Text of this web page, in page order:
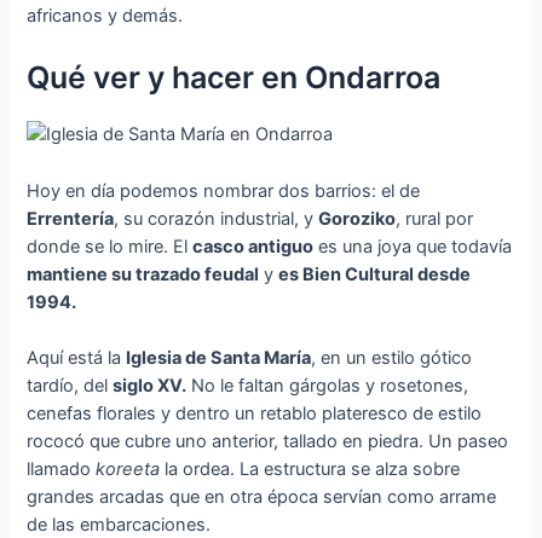
africanos y demás.
Qué ver y hacer en Ondarroa
Hoy en día podemos nombrar dos barrios: el de
Errentería, su corazón industrial, yGoroziko, rural por
donde se lo mire. Elcasco antiguo es una joya que todavía
mantiene su trazado feudal yes Bien Cultural desde
1994.
Aquí está la Iglesia de Santa María, en un estilo gótico
tardío, delsiglo XV. No le faltan gárgolas y rosetones,
cenefas florales y dentro un retablo plateresco de estilo
rococó que cubre uno anterior, tallado en piedra. Un paseo
llamadokoreeta la ordea. La estructura se alza sobre
grandes arcadas que en otra época servían como arrame
de las embarcaciones.